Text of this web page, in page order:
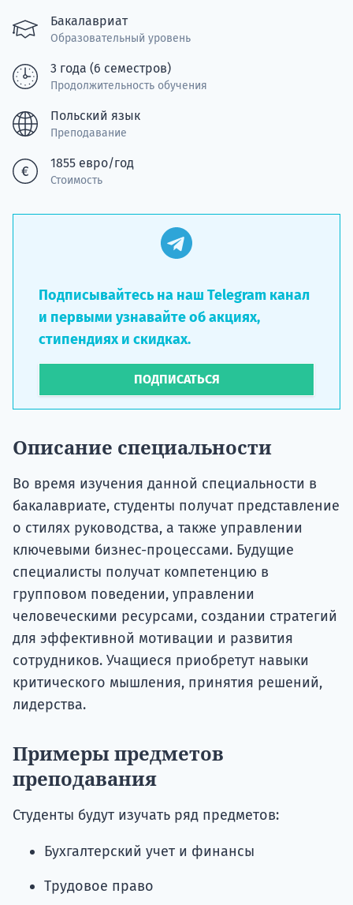
Бакалавриат
Образовательный уровень
3 года (6 семестров)
Продолжительность обучения
Польский язык
Преподавание
1855 евро/год
Стоимость
Подписывайтесь на наш Telegram канал
и первыми узнавайте об акциях,
стипендиях и скидках.
ПОДПИСАТЬСЯ
Описание специальности
Во время изучения данной специальности в
бакалавриате, студенты получат представление
о стилях руководства, а также управлении
ключевыми бизнес-процессами. Будущие
специалисты получат компетенцию в
групповом поведении, управлении
человеческими ресурсами, создании стратегий
для эффективной мотивации и развития
сотрудников. Учащиеся приобретут навыки
критического мышления, принятия решений,
лидерства.
Примеры предметов
преподавания
Студенты будут изучать ряд предметов:
Бухгалтерский учет и финансы
Трудовое право